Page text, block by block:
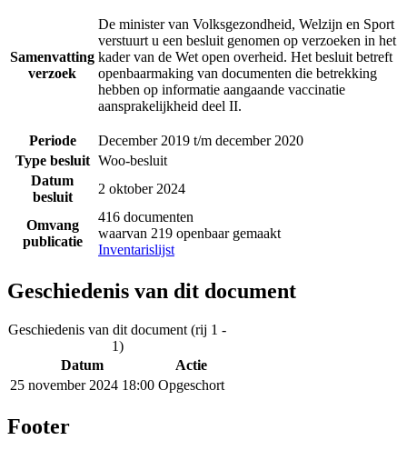
Samenvatting
verzoek
De minister van Volksgezondheid, Welzijn en Sport
verstuurt u een besluit genomen op verzoeken in het
kader van de Wet open overheid. Het besluit betreft
openbaarmaking van documenten die betrekking
hebben op informatie aangaande vaccinatie
aansprakelijkheid deel II.
Periode
December 2019 t/m december 2020
Type besluit Woo-besluit
Datum
besluit
2 oktober 2024
Omvang
publicatie
416 documenten
waarvan 219 openbaar gemaakt
Inventarislijst
Geschiedenis van dit document
Geschiedenis van dit document (rij 1 -
1)
Datum
Actie
25 november 2024 18:00 Opgeschort
Footer